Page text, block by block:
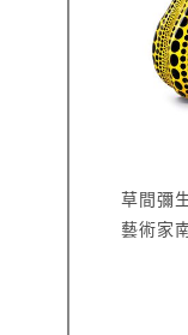
草間彌
藝術家